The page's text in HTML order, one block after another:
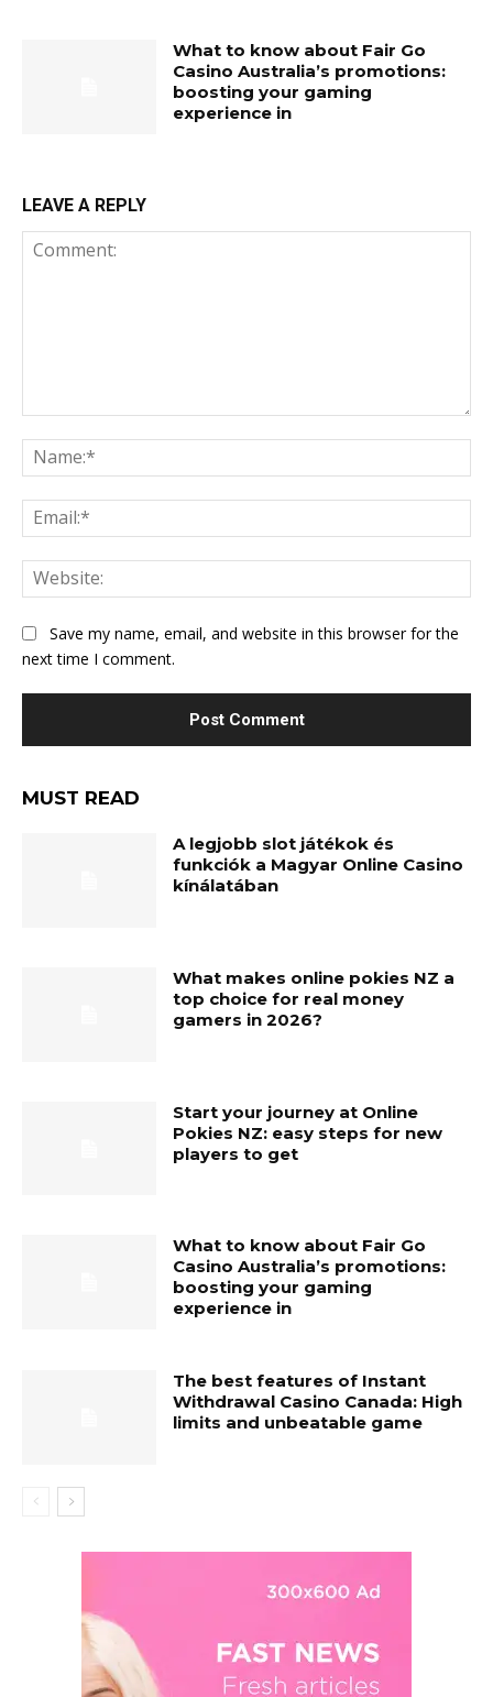
What to know about Fair Go
Casino Australia’s promotions:
boosting your gaming
experience in
LEAVE A REPLY
Save my name, email, and website in this browser for the
next time I comment.
MUST READ
A legjobb slot játékok és
funkciók a Magyar Online Casino
kínálatában
What makes online pokies NZ a
top choice for real money
gamers in 2026?
Start your journey at Online
Pokies NZ: easy steps for new
players to get
What to know about Fair Go
Casino Australia’s promotions:
boosting your gaming
experience in
The best features of Instant
Withdrawal Casino Canada: High
limits and unbeatable game